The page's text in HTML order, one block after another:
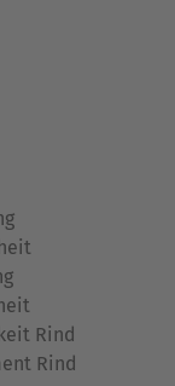
Rind
Rind